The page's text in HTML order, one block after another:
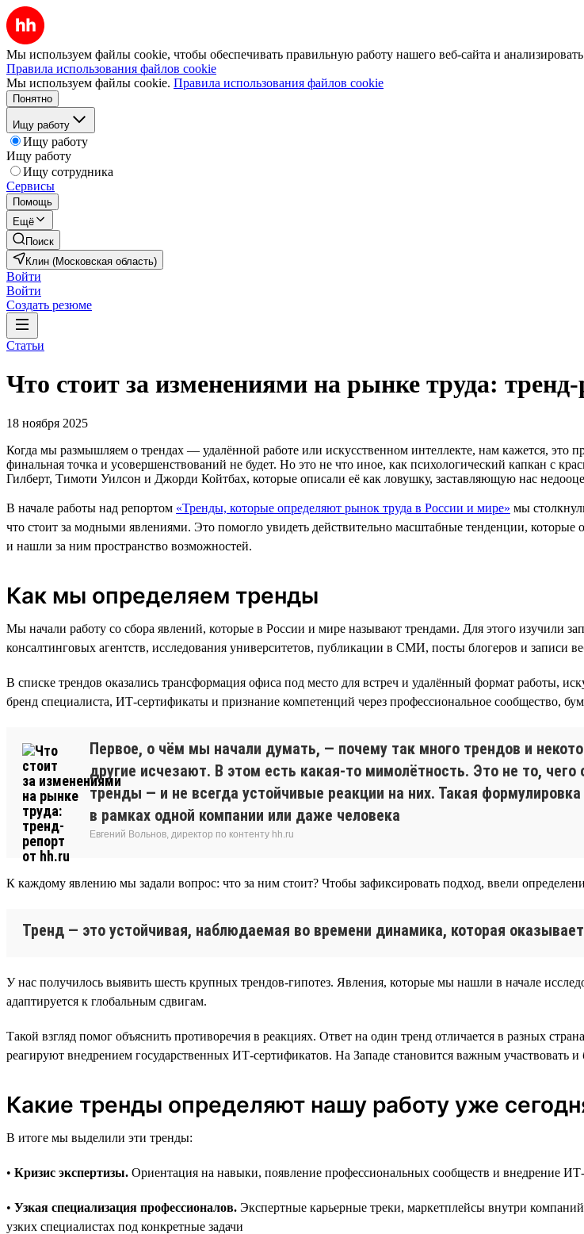
Мы используем файлы cookie, чтобы обеспечивать правильную работу нашего веб-сайта и
Правила использования файлов cookie
Мы используем файлы cookie. Правила использования файлов cookie
Понятно
Ищу работу
Ищу работу
Ищу работу
Ищу сотрудника
Сервисы
Помощь
Ещё
Поиск
Клин (Московская область)
Войти
Войти
Создать резюме
Статьи
Что стоит за изменениями на рынке труда:
18 ноября 2025
Когда мы размышляем о трендах — удалённой работе или искусственном интеллекте, нам кажется,
финальная точка и усовершенствований не будет. Но это не что иное, как психологический капкан
Гилберт, Тимоти Уилсон и Джорди Койтбах, которые описали её как ловушку, заставляющую нас
В начале работы над репортом «Тренды, которые определяют рынок труда в России и мире» мы
что стоит за модными явлениями. Это помогло увидеть действительно масштабные тенденции,
и нашли за ним пространство возможностей.
Как мы определяем тренды
Мы начали работу со сбора явлений, которые в России и мире называют трендами. Для этого изучили
консалтинговых агентств, исследования университетов, публикации в СМИ, посты блогеров и записи
В списке трендов оказались трансформация офиса под место для встреч и удалённый формат работы,
бренд специалиста, ИТ-сертификаты и признание компетенций через профессиональное сообщество,
Первое, о чём мы начали думать, — почему так много трендов и
другие исчезают. В этом есть какая-то мимолётность. Это не то,
тренды — и не всегда устойчивые реакции на них. Такая
в рамках одной компании или даже человека
Евгений Вольнов, директор по контенту hh.ru
К каждому явлению мы задали вопрос: что за ним стоит? Чтобы зафиксировать подход, ввели
Тренд — это устойчивая, наблюдаемая во времени динамика, которая
У нас получилось выявить шесть крупных трендов-гипотез. Явления, которые мы нашли в начале
адаптируется к глобальным сдвигам.
Такой взгляд помог объяснить противоречия в реакциях. Ответ на один тренд отличается в разных
реагируют внедрением государственных ИТ-сертификатов. На Западе становится важным участвовать
Какие тренды определяют нашу работу уже
В итоге мы выделили эти тренды:
• Кризис экспертизы. Ориентация на навыки, появление профессиональных сообществ и внедрение
• Узкая специализация профессионалов. Экспертные карьерные треки, маркетплейсы внутри
узких специалистах под конкретные задачи